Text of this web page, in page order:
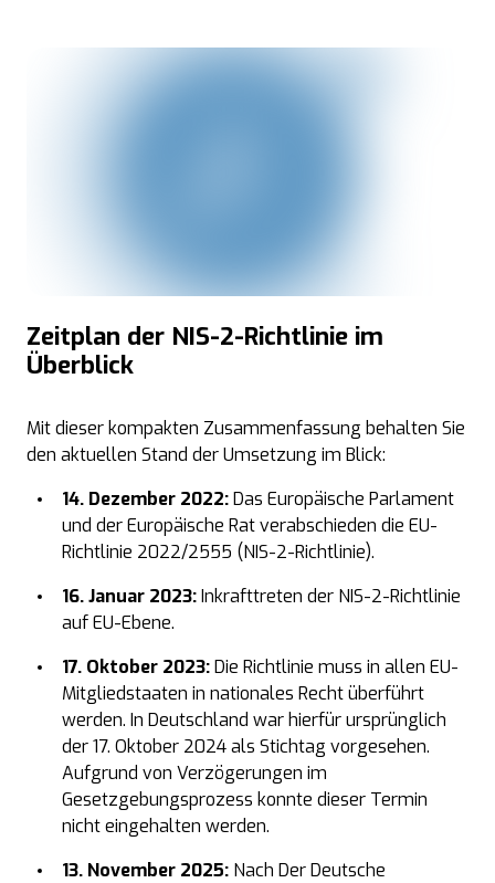
Zeitplan der NIS-2-Richtlinie im
Überblick
Mit dieser kompakten Zusammenfassung behalten Sie
den aktuellen Stand der Umsetzung im Blick:
14. Dezember 2022:Das Europäische Parlament
und der Europäische Rat verabschieden die EU-
Richtlinie 2022/2555 (NIS-2-Richtlinie).
16. Januar 2023:Inkrafttreten der NIS-2-Richtlinie
auf EU-Ebene.
17. Oktober 2023:Die Richtlinie muss in allen EU-
Mitgliedstaaten in nationales Recht überführt
werden. In Deutschland war hierfür ursprünglich
der 17. Oktober 2024 als Stichtag vorgesehen.
Aufgrund von Verzögerungen im
Gesetzgebungsprozess konnte dieser Termin
nicht eingehalten werden.
13. November 2025: Nach Der Deutsche